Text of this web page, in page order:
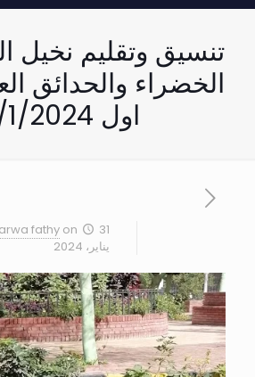
تنسيق وتقليم
الخضراء والحدائق
اول 31/1/2024
fathy on
31
يناير، 2024